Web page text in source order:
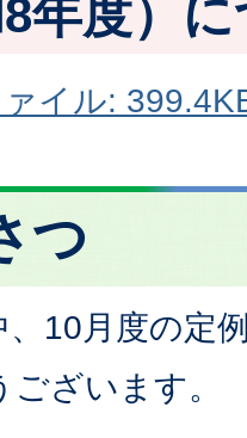
年度）
イル:
つ
10月度の定
ざいます。